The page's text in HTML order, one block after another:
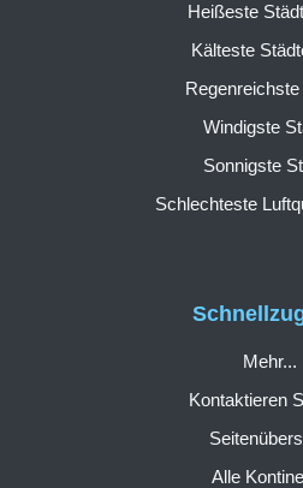
Mehr...
Kontaktieren
Alle
Heißeste
Kälteste
Windigste
Sonnigste
Schlechteste